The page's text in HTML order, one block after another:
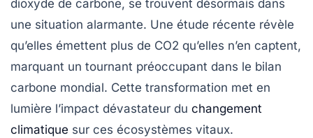
dioxyde de carbone, se trouvent désormais dans
une situation alarmante. Une étude récente révèle
qu’elles émettent plus de CO2 qu’elles n’en captent,
marquant un tournant préoccupant dans le bilan
carbone mondial. Cette transformation met en
lumière l’impact dévastateur du changement
climatique sur ces écosystèmes vitaux.